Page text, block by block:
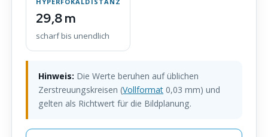
29,8 m
scharf bis unendlich
Hinweis: Die Werte beruhen auf üblichen
Zerstreuungskreisen (Vollformat 0,03 mm) und
gelten als Richtwert für die Bildplanung.